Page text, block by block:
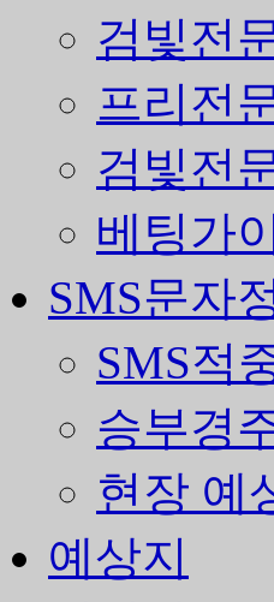
검빛전
프리전
검빛전
베팅가
SMS문자
SMS적
승부경
현장 예
예상지